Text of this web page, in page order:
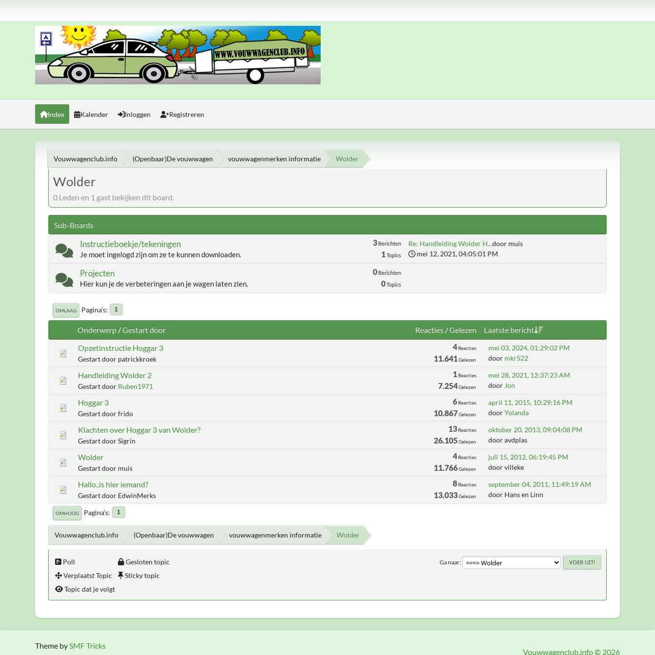
Index Kalender Inloggen Registreren
Vouwwagenclub.info (Openbaar)De vouwwagen vouwwagenmerken informatie Wolder
Wolder
0 Leden en 1 gast bekijken dit board.
Sub-Boards
Instructieboekje/tekeningen
Je moet ingelogd zijn om ze te kunnen downloaden.
3Berichten
1Topics
Re: Handleiding Wolder H...door muis
mei 12, 2021, 04:05:01 PM
Projecten
Hier kun je de verbeteringen aan je wagen laten zien.
0Berichten
0Topics
OMLAAG Pagina's 1
Onderwerp/Gestart door Reacties/Gelezen
Laatste bericht
Opzetinstructie Hoggar 3
Gestart door patrickkroek
4 Reacties
11.641Gelezen
mei 03, 2024, 01:29:02 PM
door mkr522
Handleiding Wolder 2
Gestart door Ruben1971
1 Reacties
7.254Gelezen
mei 28, 2021, 12:37:23 AM
door Jon
Hoggar 3
Gestart door frido
6 Reacties
10.867Gelezen
april 11, 2015, 10:29:16 PM
doorYolanda
Klachten over Hoggar 3 van Wolder?
Gestart door Sigrin
13 Reacties
26.105Gelezen
oktober 20, 2013, 09:04:08 PM
door avdplas
Wolder
Gestart door muis
4 Reacties
11.766Gelezen
juli 15, 2012, 06:19:45 PM
door villeke
Hallo..is hier iemand?
Gestart door EdwinMerks
8 Reacties
13.033Gelezen
september 04, 2011, 11:49:19 AM
door Hans en Linn
OMHOOG Pagina's 1
Vouwwagenclub.info (Openbaar)De vouwwagen vouwwagenmerken informatie Wolder
Ga naar
Poll
Verplaatst Topic
Gesloten topic
Sticky topic
Topic dat je volgt
Theme bySMF Tricks
Vouwwagenclub.info © 2026